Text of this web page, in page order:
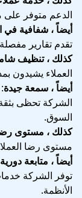
الدعم متوفر على
أيضاً ، شفافية في
تقدم تقارير
كذلك ، تنظيف
العملاء يشيدون
أيضاً ، سمعة جيدة:
الشركة تحظى
السوق.
كذلك ، مستوى
مستوى رضا
أيضاً ، متابعة دورية
توفر الشركة
الأنظمة.